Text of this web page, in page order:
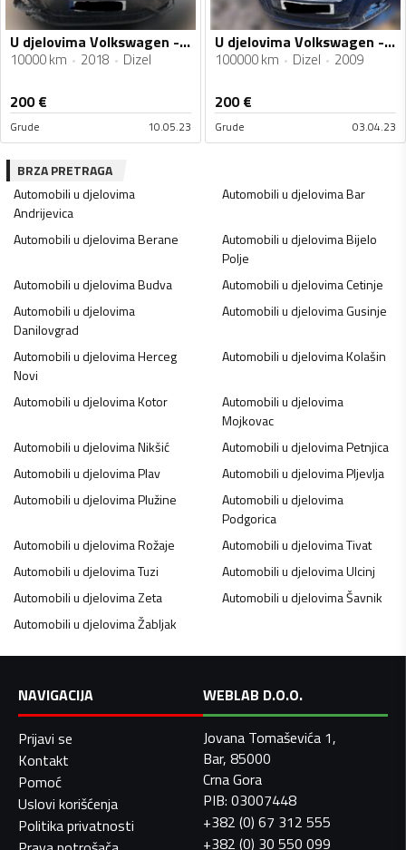
U djelovima Volkswagen - Tiguan 2018G 2.0TDI
10000 km 2018 Dizel
200€
Grude 10.05.23
U djelovima Volkswagen - Tiguan 2.0TDI 2009g
100000 km Dizel 2009
200€
Grude 03.04.23
BRZA PRETRAGA
Automobili u djelovima
Andrijevica
Automobili u djelovimaBar
Automobili u djelovimaBerane Automobili u djelovimaBijelo
Polje
Automobili u djelovimaBudva Automobili u djelovimaCetinje
Automobili u djelovima
Danilovgrad
Automobili u djelovimaGusinje
Automobili u djelovimaHerceg
Novi
Automobili u djelovimaKolašin
Automobili u djelovimaKotor
Automobili u djelovima
Mojkovac
Automobili u djelovimaNikšić Automobili u djelovimaPetnjica
Automobili u djelovimaPlav Automobili u djelovimaPljevlja
Automobili u djelovimaPlužine
Automobili u djelovima
Podgorica
Automobili u djelovimaRožaje Automobili u djelovimaTivat
Automobili u djelovimaTuzi Automobili u djelovimaUlcinj
Automobili u djelovimaZeta Automobili u djelovimaŠavnik
Automobili u djelovimaŽabljak
NAVIGACIJA
Prijavi se
Kontakt
Pomoć
Uslovi korišćenja
Politika privatnosti
WEBLAB D.O.O.
Jovana Tomaševića 1,
Bar, 85000
Crna Gora
PIB: 03007448
+382 (0) 67 312 555
+382 (0) 30 550 099